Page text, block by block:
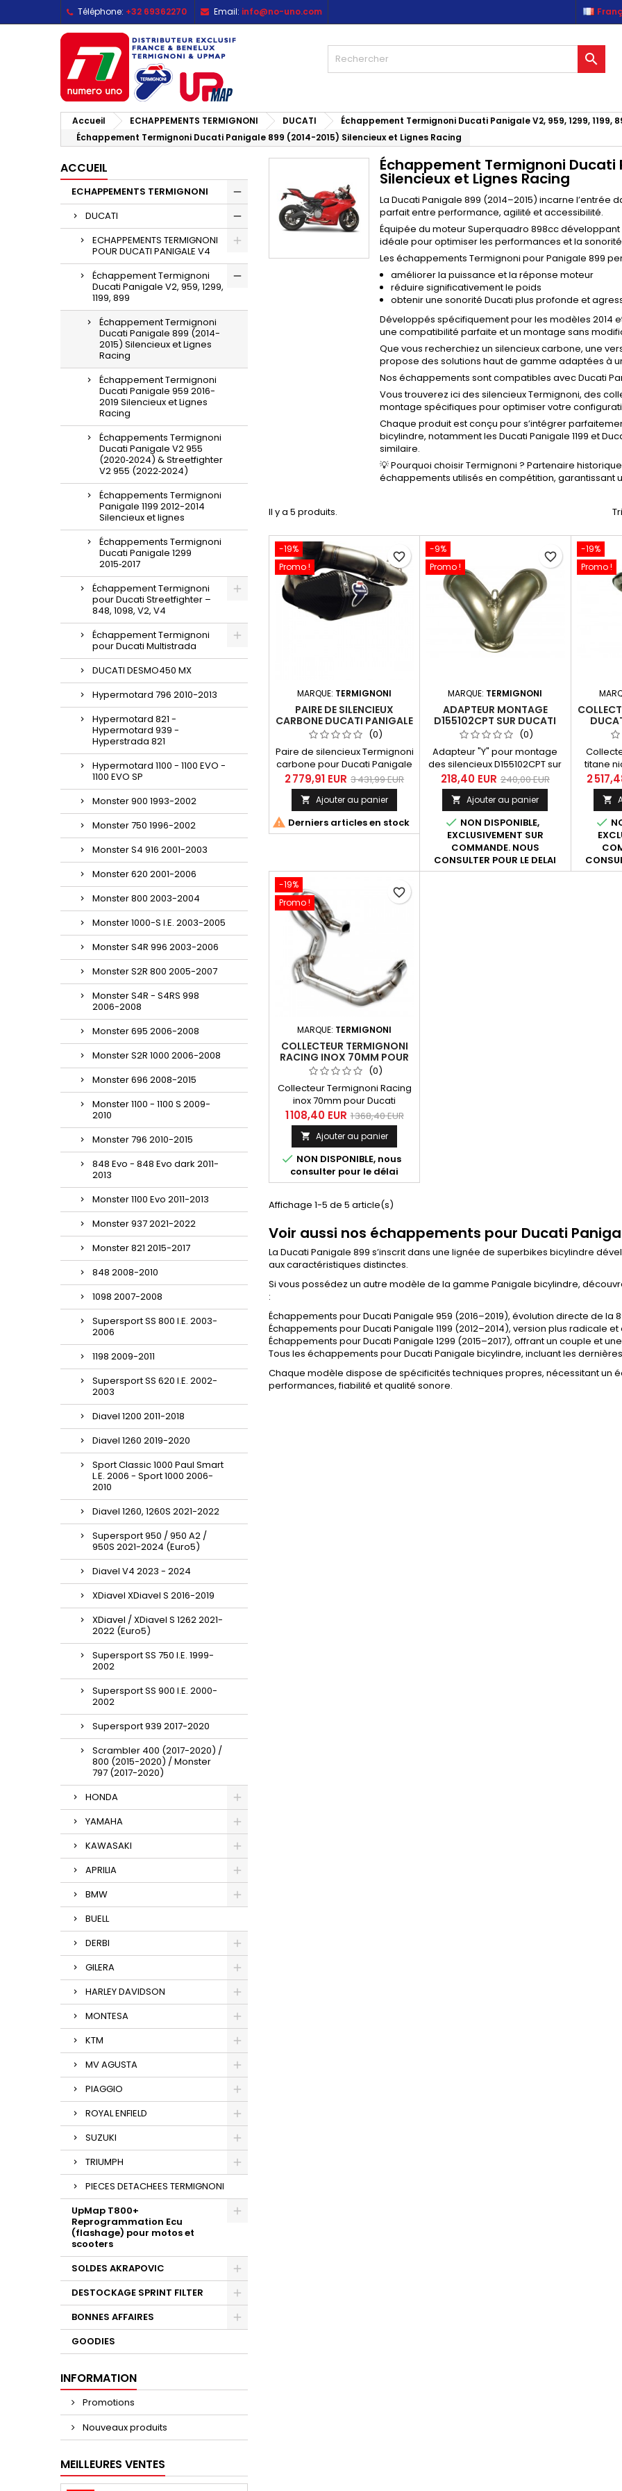
Téléphone: +32 69362270 Email: info@no-uno.com

Accueil ECHAPPEMENTS TERMIGNONI DUCATI
Échappement Termignoni Ducati Panigale V2, 959, 1299, 1199,
Échappement Termignoni Ducati Panigale 899 (2014-2015) Silencieux et Lignes Racing
ACCUEIL
ECHAPPEMENTS TERMIGNONI
DUCATI
ECHAPPEMENTS TERMIGNONI
POUR DUCATI PANIGALE V4
Échappement Termignoni
Ducati Panigale V2, 959, 1299,
1199, 899
Échappement Termignoni
Ducati Panigale 899 (2014-
2015) Silencieux et Lignes
Racing
Échappement Termignoni
Ducati Panigale 959 2016-
2019 Silencieux et Lignes
Racing
Échappements Termignoni
Ducati Panigale V2 955
(2020‑2024) & Streetfighter
V2 955 (2022‑2024)
Échappements Termignoni
Panigale 1199 2012-2014
Silencieux et lignes
Échappements Termignoni
Ducati Panigale 1299
2015‑2017
Échappement Termignoni
pour Ducati Streetfighter –
848, 1098, V2, V4
Échappement Termignoni
pour Ducati Multistrada
DUCATI DESMO450 MX
Hypermotard 796 2010-2013
Hypermotard 821 -
Hypermotard 939 -
Hyperstrada 821
Hypermotard 1100 - 1100 EVO -
1100 EVO SP
Monster 900 1993-2002
Monster 750 1996-2002
Monster S4 916 2001-2003
Monster 620 2001-2006
Monster 800 2003-2004
Monster 1000-S I.E. 2003-2005
Monster S4R 996 2003-2006
Monster S2R 800 2005-2007
Monster S4R - S4RS 998
2006-2008
Monster 695 2006-2008
Monster S2R 1000 2006-2008
Monster 696 2008-2015
Monster 1100 - 1100 S 2009-
2010
Monster 796 2010-2015
848 Evo - 848 Evo dark 2011-
2013
Monster 1100 Evo 2011-2013
Monster 937 2021-2022
Monster 821 2015-2017
848 2008-2010
1098 2007-2008
Supersport SS 800 I.E. 2003-
2006
1198 2009-2011
Supersport SS 620 I.E. 2002-
2003
Diavel 1200 2011-2018
Diavel 1260 2019-2020
Sport Classic 1000 Paul Smart
L.E. 2006 - Sport 1000 2006-
2010
Diavel 1260, 1260S 2021-2022
Supersport 950 / 950 A2 /
950S 2021-2024 (Euro5)
Diavel V4 2023 - 2024
XDiavel XDiavel S 2016-2019
XDiavel / XDiavel S 1262 2021-
2022 (Euro5)
Supersport SS 750 I.E. 1999-
2002
Supersport SS 900 I.E. 2000-
2002
Supersport 939 2017-2020
Scrambler 400 (2017-2020) /
800 (2015-2020) / Monster
797 (2017-2020)
HONDA
YAMAHA
KAWASAKI
APRILIA
BMW
BUELL
DERBI
GILERA
HARLEY DAVIDSON
MONTESA
KTM
MV AGUSTA
PIAGGIO
ROYAL ENFIELD
SUZUKI
TRIUMPH
PIECES DETACHEES TERMIGNONI
UpMap T800+
Reprogrammation Ecu
(flashage) pour motos et
scooters
SOLDES AKRAPOVIC
DESTOCKAGE SPRINT FILTER
BONNES AFFAIRES
GOODIES
INFORMATION
Promotions
Nouveaux produits
MEILLEURES VENTES
Échappement Termignoni Ducati
Silencieux et Lignes Racing
La Ducati Panigale 899 (2014–2015) incarne l’entrée
parfait entre performance, agilité et accessibilité.
Équipée du moteur Superquadro 898cc
idéale pour optimiser les performances et la
Les échappements Termignoni pour Panigale 899
améliorer la puissance et la réponse moteur
réduire significativement le poids
obtenir une sonorité Ducati plus profonde et
Développés spécifiquement pour les modèles 2014
une compatibilité parfaite et un montage sans
Que vous recherchiez un silencieux carbone, une
propose des solutions haut de gamme adaptées à
Nos échappements sont compatibles avec Ducati
Vous trouverez ici des silencieux Termignoni, des
montage spécifiques pour optimiser votre
Chaque produit est conçu pour s’intégrer
bicylindre, notamment les Ducati Panigale 1199 et
similaire.
💡 Pourquoi choisir Termignoni ? Partenaire
échappements utilisés en compétition, garantissant
Il y a 5 produits.
-19%
Promo !
MARQUE: TERMIGNONI
PAIRE DE SILENCIEUX
CARBONE DUCATI PANIGALE
899 1199 ET 1299
(0)
Paire de silencieux Termignoni
carbone pour Ducati Panigale
1199, 899, 1299 et 959(*)
années 2012 à 2017.
2 779,91 EUR 3 431,99 EUR
 Ajouter au panier
 Derniers articles en stock
favorite_border
-9%
Promo !
MARQUE: TERMIGNONI
ADAPTEUR MONTAGE
D155102CPT SUR DUCATI
PANIGALE 899 & 1199
(0)
Adapteur "Y" pour montage
des silencieux D155102CPT sur
les Ducati Panigale 899 &amp;
1199.
218,40 EUR 240,00 EUR
 Ajouter au panier
 NON DISPONIBLE,
EXCLUSIVEMENT SUR
COMMANDE. NOUS
CONSULTER POUR LE DELAI
favorite_border
-19%
Promo !
titane
!
2


-19%
Promo !
MARQUE: TERMIGNONI
COLLECTEUR TERMIGNONI
RACING INOX 70MM POUR
DUCATI PANIGALE 899, 1199
(0)
Collecteur Termignoni Racing
inox 70mm pour Ducati
Panigale 899 &amp; 1199 tous
modèles.
1 108,40 EUR 1 368,40 EUR
 Ajouter au panier
 NON DISPONIBLE, nous
consulter pour le délai
favorite_border
Affichage 1-5 de 5 article(s)
Voir aussi nos échappements pour Ducati
La Ducati Panigale 899 s’inscrit dans une lignée de superbikes bicylindre
aux caractéristiques distinctes.
Si vous possédez un autre modèle de la gamme Panigale bicylindre,
:
Échappements pourDucati Panigale 959 (2016–2019), évolution directe de la
Échappements pourDucati Panigale 1199 (2012–2014), version plus radicale
Échappements pourDucati Panigale 1299 (2015–2017), offrant un couple et
Tous les échappements pourDucati Panigale bicylindre, incluant les
Chaque modèle dispose de spécificités techniques propres, nécessitant
performances, fiabilité et qualité sonore.
Mes listes d'envies
Créer une nouvelle liste
((modalTitle))
((confirmMessage))
((cancelText))
Créer une liste d'envies
Connexion
Vous devez être connecté pour ajouter des produits à votre liste